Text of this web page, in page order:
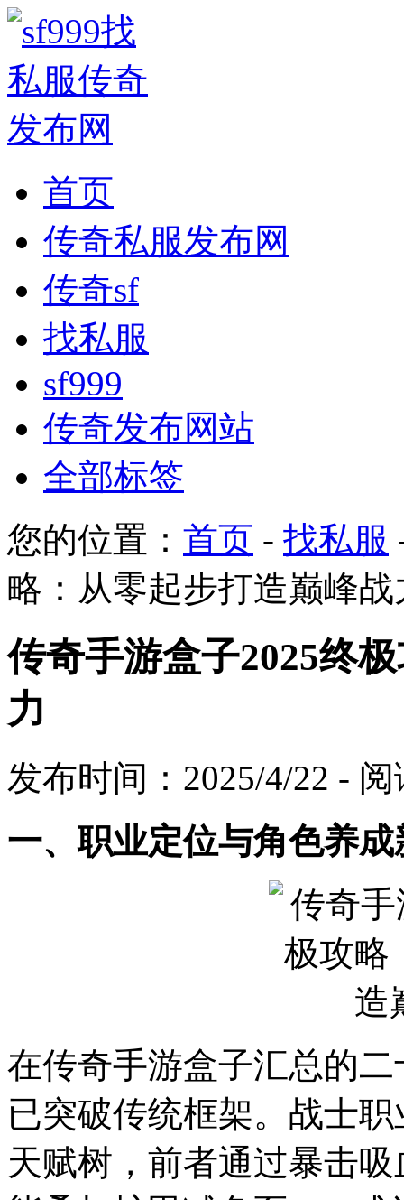
首页
传奇私服发布网
传奇sf
找私服
sf999
传奇发布网站
全部标签
您的位置： 首页 - 找私服
略：从零起步打造巅峰战
传奇手游盒子2025终
力
发布时间：2025/4/22 -
一、职业定位与角色养成
在传奇手游盒子汇总的
已突破传统框架。战士
天赋树，前者通过暴击